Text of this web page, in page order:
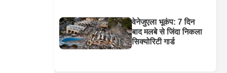
वेनेजुएला भूकंप: 7 दिन
बाद मलबे से जिंदा निकला
सिक्योरिटी गार्ड